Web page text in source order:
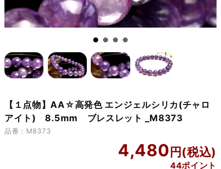
【１点物】AA☆高発色 エンジェルシリカ(チャロ
アイト) 8.5mm ブレスレット _M8373
品番：M8373
4,480
44ポイント